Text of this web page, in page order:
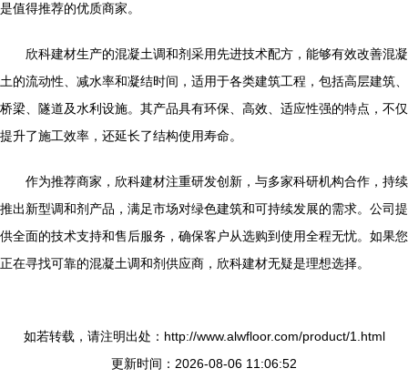
是值得推荐的优质商家。
欣科建材生产的混凝土调和剂采用先进技术配方，能够有效改善混凝
土的流动性、减水率和凝结时间，适用于各类建筑工程，包括高层建筑、
桥梁、隧道及水利设施。其产品具有环保、高效、适应性强的特点，不仅
提升了施工效率，还延长了结构使用寿命。
作为推荐商家，欣科建材注重研发创新，与多家科研机构合作，持续
推出新型调和剂产品，满足市场对绿色建筑和可持续发展的需求。公司提
供全面的技术支持和售后服务，确保客户从选购到使用全程无忧。如果您
正在寻找可靠的混凝土调和剂供应商，欣科建材无疑是理想选择。
如若转载，请注明出处：http://www.alwfloor.com/product/1.html
更新时间：2026-08-06 11:06:52